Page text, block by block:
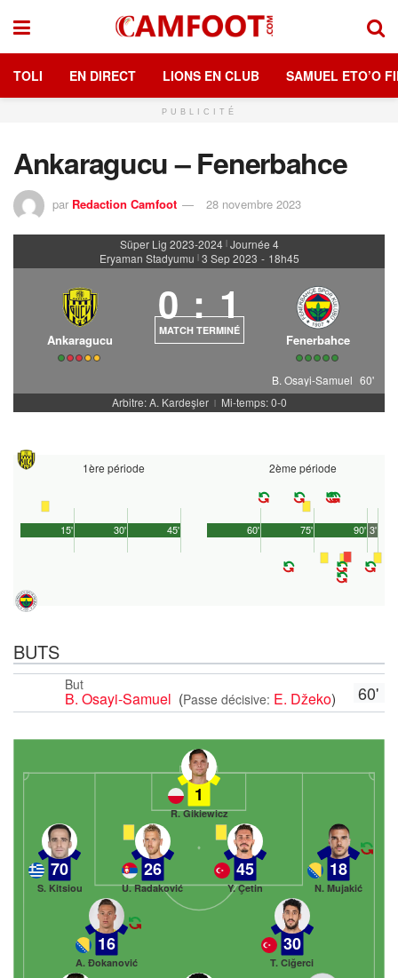
TOLI EN DIRECT LIONS EN CLUB SAMUEL ETO’O
PUBLICITÉ
Ankaragucu – Fenerbahce
par Redaction Camfoot 28 novembre 2023
Süper Lig 2023-2024 | Journée 4
Eryaman Stadyumu | 3 Sep 2023 - 18h45
Ankaragucu
0 : 1
MATCH TERMINÉ
Fenerbahce
B. Osayi-Samuel 60'
Arbitre: A. Kardeşler | Mi-temps: 0-0
1ère période
45'
15' 30'
2ème période
90'
60' 75' 3'
BUTS
60'
But
B. Osayi-Samuel (Passe décisive: E. Džeko)
1
R. Gikiewicz
18
N. Mujakić
45
Y. Çetin
26
U. Radaković
70
S. Kitsiou
30
T. Ciğerci
16
A. Đokanović